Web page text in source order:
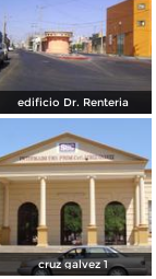
edificio Dr. Renteria
cruz galvez 1